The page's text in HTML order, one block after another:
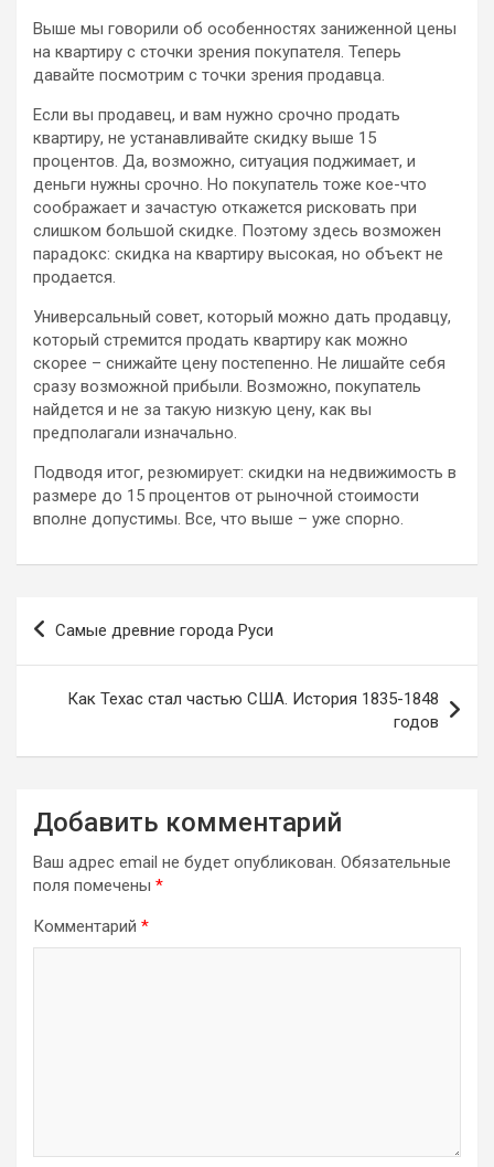
Выше мы говорили об особенностях заниженной цены
на квартиру с сточки зрения покупателя. Теперь
давайте посмотрим с точки зрения продавца.
Если вы продавец, и вам нужно срочно продать
квартиру, не устанавливайте скидку выше 15
процентов. Да, возможно, ситуация поджимает, и
деньги нужны срочно. Но покупатель тоже кое-что
соображает и зачастую откажется рисковать при
слишком большой скидке. Поэтому здесь возможен
парадокс: скидка на квартиру высокая, но объект не
продается.
Универсальный совет, который можно дать продавцу,
который стремится продать квартиру как можно
скорее – снижайте цену постепенно. Не лишайте себя
сразу возможной прибыли. Возможно, покупатель
найдется и не за такую низкую цену, как вы
предполагали изначально.
Подводя итог, резюмирует: скидки на недвижимость в
размере до 15 процентов от рыночной стоимости
вполне допустимы. Все, что выше – уже спорно.
Навигация
Самые древние города Руси
Как Техас стал частью США. История 1835-1848
годов
Добавить комментарий
Ваш адрес email не будет опубликован. Обязательные
поля помечены *
Комментарий *